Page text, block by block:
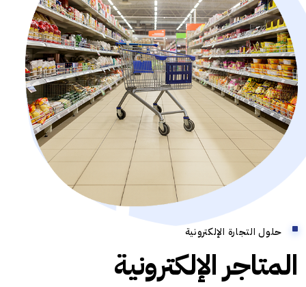
حلول التجارة الإلكترونية
المتاجر الإلكترونية